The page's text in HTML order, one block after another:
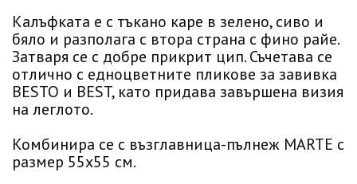
Калъфката е с тъкано каре в зелено, сиво и
бяло и разполага с втора страна с фино райе.
Затваря се с добре прикрит цип. Съчетава се
отлично с едноцветните пликове за завивка
BESTO и BEST, като придава завършена визия
на леглото.
Комбинира се с възглавница-пълнеж MARTE с
размер 55х55 см.